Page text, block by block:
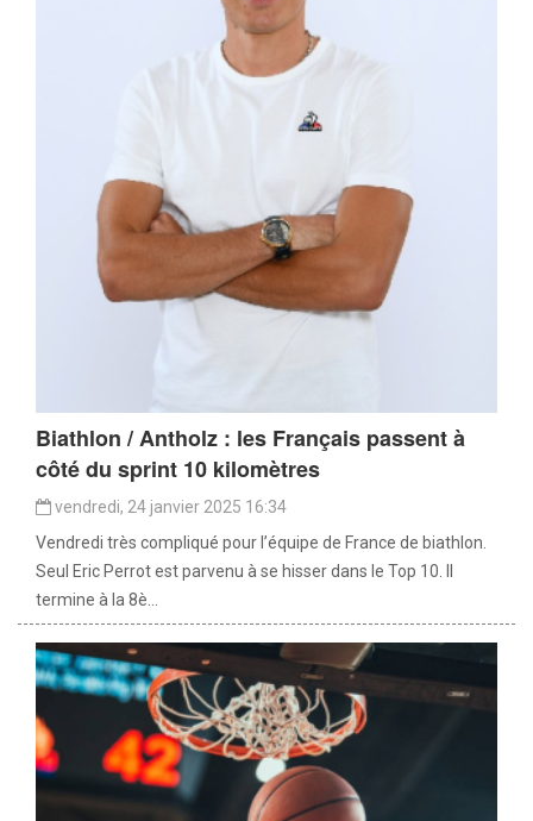
Biathlon / Antholz : les Français passent à
côté du sprint 10 kilomètres
vendredi, 24 janvier 2025 16:34
Vendredi très compliqué pour l’équipe de France de biathlon.
Seul Eric Perrot est parvenu à se hisser dans le Top 10. Il
termine à la 8è...